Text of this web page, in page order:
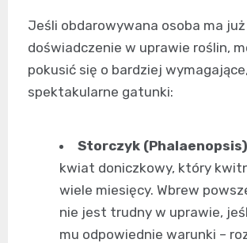
Jeśli obdarowywana osoba ma już
doświadczenie w uprawie roślin,
pokusić się o bardziej
spektakularne gatunki:
Storczyk (Phalaenopsis)
kwiat doniczkowy, który
wiele miesięcy. Wbrew
nie jest trudny w uprawie,
mu odpowiednie warunki –